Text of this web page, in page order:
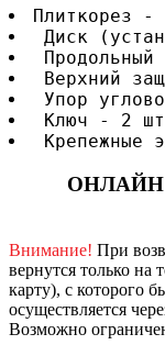
Плиткорез -
Диск
Верхний
Упор
Ключ - 2
Крепежные
ОНЛАЙН
Внимание! При
вернутся только на
карту), с которого
осуществляется
Возможно